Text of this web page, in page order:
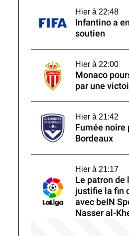
Hier à 22:48
Infantino a
soutien
Hier à 22:00
Monaco
par une
Hier à 21:42
Fumée noire
Bordeaux
Hier à 21:17
Le patron de
justifie la fin
avec beIN
Nasser al-